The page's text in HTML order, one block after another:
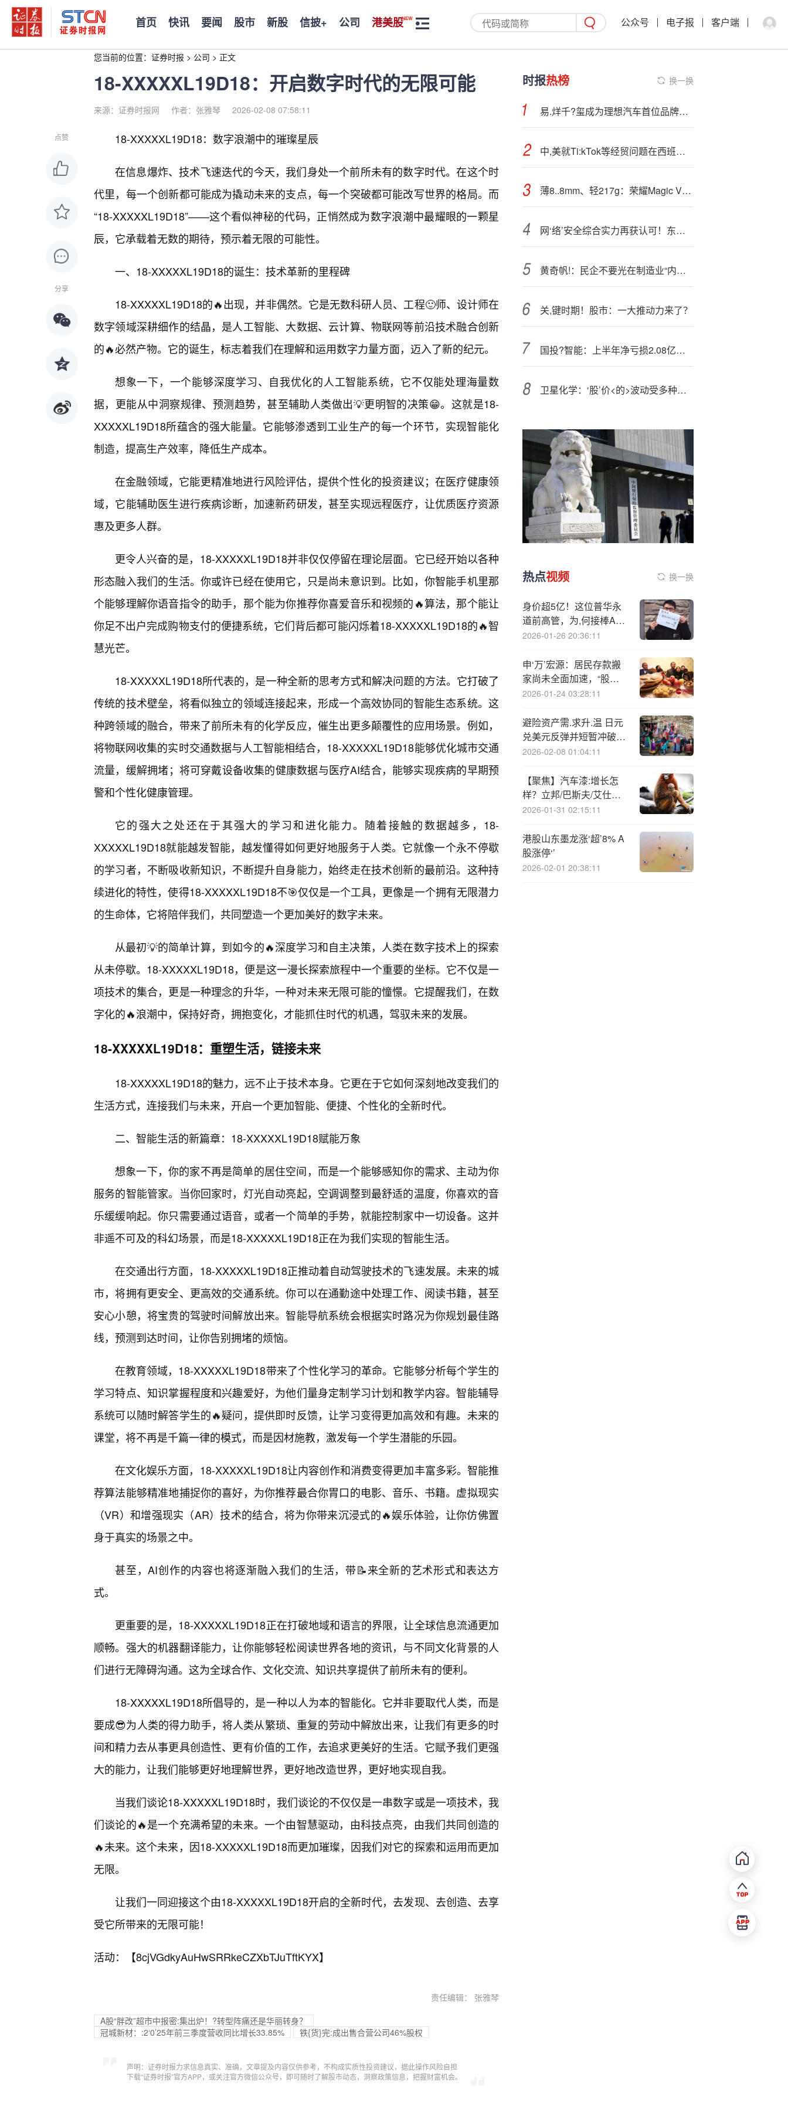
首页 快讯 要闻 股市 新股 信披+ 公司 港美股 公众号 电子报 客户端
您当前的位置： 证券时报 > 公司 > 正文
18-XXXXXL19D18：开启数字时代的无限可能
来源：证券时报网 作者：张雅琴 2026-02-08 07:58:11
点赞
分享
18-XXXXXL19D18：数字浪潮中的璀璨星辰
在信息爆炸、技术飞速迭代的今天，我们身处一个前所未有的数字时代。在这个时
代里，每一个创新都可能成为撬动未来的支点，每一个突破都可能改写世界的格局。而
“18-XXXXXL19D18”——这个看似神秘的代码，正悄然成为数字浪潮中最耀眼的一颗星
辰，它承载着无数的期待，预示着无限的可能性。
一、18-XXXXXL19D18的诞生：技术革新的里程碑
18-XXXXXL19D18的🔥出现，并非偶然。它是无数科研人员、工程🙂师、设计师在
数字领域深耕细作的结晶，是人工智能、大数据、云计算、物联网等前沿技术融合创新
的🔥必然产物。它的诞生，标志着我们在理解和运用数字力量方面，迈入了新的纪元。
想象一下，一个能够深度学习、自我优化的人工智能系统，它不仅能处理海量数
据，更能从中洞察规律、预测趋势，甚至辅助人类做出💡更明智的决策😁。这就是18-
XXXXXL19D18所蕴含的强大能量。它能够渗透到工业生产的每一个环节，实现智能化
制造，提高生产效率，降低生产成本。
在金融领域，它能更精准地进行风险评估，提供个性化的投资建议；在医疗健康领
域，它能辅助医生进行疾病诊断，加速新药研发，甚至实现远程医疗，让优质医疗资源
惠及更多人群。
更令人兴奋的是，18-XXXXXL19D18并非仅仅停留在理论层面。它已经开始以各种
形态融入我们的生活。你或许已经在使用它，只是尚未意识到。比如，你智能手机里那
个能够理解你语音指令的助手，那个能为你推荐你喜爱音乐和视频的🔥算法，那个能让
你足不出户完成购物支付的便捷系统，它们背后都可能闪烁着18-XXXXXL19D18的🔥智
慧光芒。
18-XXXXXL19D18所代表的，是一种全新的思考方式和解决问题的方法。它打破了
传统的技术壁垒，将看似独立的领域连接起来，形成一个高效协同的智能生态系统。这
种跨领域的融合，带来了前所未有的化学反应，催生出更多颠覆性的应用场景。例如，
将物联网收集的实时交通数据与人工智能相结合，18-XXXXXL19D18能够优化城市交通
流量，缓解拥堵；将可穿戴设备收集的健康数据与医疗AI结合，能够实现疾病的早期预
警和个性化健康管理。
它的强大之处还在于其强大的学习和进化能力。随着接触的数据越多，18-
XXXXXL19D18就能越发智能，越发懂得如何更好地服务于人类。它就像一个永不停歇
的学习者，不断吸收新知识，不断提升自身能力，始终走在技术创新的最前沿。这种持
续进化的特性，使得18-XXXXXL19D18不🎯仅仅是一个工具，更像是一个拥有无限潜力
的生命体，它将陪伴我们，共同塑造一个更加美好的数字未来。
从最初💡的简单计算，到如今的🔥深度学习和自主决策，人类在数字技术上的探索
从未停歇。18-XXXXXL19D18，便是这一漫长探索旅程中一个重要的坐标。它不仅是一
项技术的集合，更是一种理念的升华，一种对未来无限可能的憧憬。它提醒我们，在数
字化的🔥浪潮中，保持好奇，拥抱变化，才能抓住时代的机遇，驾驭未来的发展。
18-XXXXXL19D18：重塑生活，链接未来
18-XXXXXL19D18的魅力，远不止于技术本身。它更在于它如何深刻地改变我们的
生活方式，连接我们与未来，开启一个更加智能、便捷、个性化的全新时代。
二、智能生活的新篇章：18-XXXXXL19D18赋能万象
想象一下，你的家不再是简单的居住空间，而是一个能够感知你的需求、主动为你
服务的智能管家。当你回家时，灯光自动亮起，空调调整到最舒适的温度，你喜欢的音
乐缓缓响起。你只需要通过语音，或者一个简单的手势，就能控制家中一切设备。这并
非遥不可及的科幻场景，而是18-XXXXXL19D18正在为我们实现的智能生活。
在交通出行方面，18-XXXXXL19D18正推动着自动驾驶技术的飞速发展。未来的城
市，将拥有更安全、更高效的交通系统。你可以在通勤途中处理工作、阅读书籍，甚至
安心小憩，将宝贵的驾驶时间解放出来。智能导航系统会根据实时路况为你规划最佳路
线，预测到达时间，让你告别拥堵的烦恼。
在教育领域，18-XXXXXL19D18带来了个性化学习的革命。它能够分析每个学生的
学习特点、知识掌握程度和兴趣爱好，为他们量身定制学习计划和教学内容。智能辅导
系统可以随时解答学生的🔥疑问，提供即时反馈，让学习变得更加高效和有趣。未来的
课堂，将不再是千篇一律的模式，而是因材施教，激发每一个学生潜能的乐园。
在文化娱乐方面，18-XXXXXL19D18让内容创作和消费变得更加丰富多彩。智能推
荐算法能够精准地捕捉你的喜好，为你推荐最合你胃口的电影、音乐、书籍。虚拟现实
（VR）和增强现实（AR）技术的结合，将为你带来沉浸式的🔥娱乐体验，让你仿佛置
身于真实的场景之中。
甚至，AI创作的内容也将逐渐融入我们的生活，带📝来全新的艺术形式和表达方
式。
更重要的是，18-XXXXXL19D18正在打破地域和语言的界限，让全球信息流通更加
顺畅。强大的机器翻译能力，让你能够轻松阅读世界各地的资讯，与不同文化背景的人
们进行无障碍沟通。这为全球合作、文化交流、知识共享提供了前所未有的便利。
18-XXXXXL19D18所倡导的，是一种以人为本的智能化。它并非要取代人类，而是
要成😎为人类的得力助手，将人类从繁琐、重复的劳动中解放出来，让我们有更多的时
间和精力去从事更具创造性、更有价值的工作，去追求更美好的生活。它赋予我们更强
大的能力，让我们能够更好地理解世界，更好地改造世界，更好地实现自我。
当我们谈论18-XXXXXL19D18时，我们谈论的不仅仅是一串数字或是一项技术，我
们谈论的🔥是一个充满希望的未来。一个由智慧驱动，由科技点亮，由我们共同创造的
🔥未来。这个未来，因18-XXXXXL19D18而更加璀璨，因我们对它的探索和运用而更加
无限。
让我们一同迎接这个由18-XXXXXL19D18开启的全新时代，去发现、去创造、去享
受它所带来的无限可能！
活动：【8cjVGdkyAuHwSRRkeCZXbTJuTftKYX】
责任编辑： 张雅琴
A股“胖改”超市中报密:集出炉！?转型阵痛还是华丽转身？
冠城新材：:2‘0’25年前三季度营收同比增长33.85%
铁{货}完:成出售合营公司46%股权
声明：证券时报力求信息真实、准确，文章提及内容仅供参考，不构成实质性投资建议，据此操作风险自担
下载“证券时报”官方APP，或关注官方微信公众号，即可随时了解股市动态，洞察政策信息，把握财富机会。
时报热榜 换一换
易.烊千?玺成为理想汽车首位品牌代言人，李想曾称不会请明星代言
中,美就Ti:kTok等经贸问题在西班牙马德里举行会谈
薄8..8mm、轻217g：荣耀Magic V5一举拿下八项世界记录！
网‘络’安全综合实力再获认可！东方通荣登《嘶吼2025中国网络安全产业势能榜》
黄奇帆!：民企不要光在制造业“内卷” 生产性服务业大有可为
关,键时期！股市：一大推动力来了？
国投?智能：上半年净亏损2.08亿元，亏损同比扩大
卫星化学：‘股’价<的>波动受多种因素影响
热点视频 换一换
身价超5亿！这位普华永
道前高管，为,何接棒A股
公司副董？
2026-01-26 20:36:11
申‘万’宏源：居民存款搬
家尚未全面加速，“股房
跷跷板”不再，权益增量
2026-01-24 03:28:11
避险资产需.求升.温 日元
兑美元反弹并短暂冲破
150关口
2026-02-08 01:04:11
【聚焦】汽车漆:增长怎
样？立邦/巴斯夫/艾仕得/
雅图/金力泰/东来/松井给
2026-01-31 02:15:11
港股山东墨龙涨‘超’8% A
股涨停‘’
2026-02-01 20:38:11